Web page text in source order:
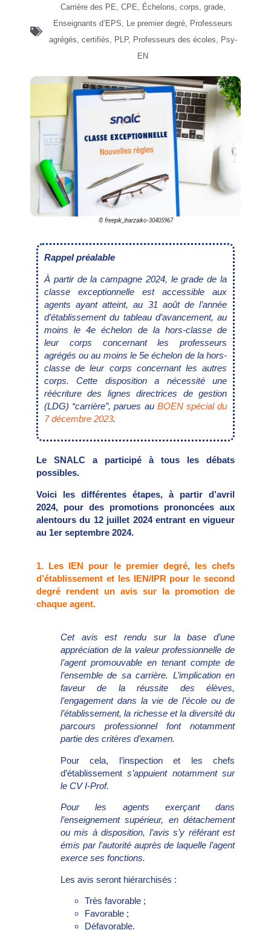
Carrière des PE, CPE, Échelons, corps, grade,
Enseignants d’EPS, Le premier degré, Professeurs
agrégés, certifiés, PLP, Professeurs des écoles, Psy-
EN
© freepik_iharzaiko-30405967
Rappel préalable
À partir de la campagne 2024, le grade de la
classe exceptionnelle est accessible aux
agents ayant atteint, au 31 août de l’année
d’établissement du tableau d’avancement, au
moins le 4e échelon de la hors-classe de
leur corps concernant les professeurs
agrégés ou au moins le 5e échelon de la hors-
classe de leur corps concernant les autres
corps. Cette disposition a nécessité une
réécriture des lignes directrices de gestion
(LDG) “carrière”, parues au BOEN spécial du
7 décembre 2023.
Le SNALC a participé à tous les débats
possibles.
Voici les différentes étapes, à partir d’avril
2024, pour des promotions prononcées aux
alentours du 12 juillet 2024 entrant en vigueur
au 1er septembre 2024.
1. Les IEN pour le premier degré, les chefs
d’établissement et les IEN/IPR pour le second
degré rendent un avis sur la promotion de
chaque agent.
Cet avis est rendu sur la base d’une
appréciation de la valeur professionnelle de
l’agent promouvable en tenant compte de
l’ensemble de sa carrière. L’implication en
faveur de la réussite des élèves,
l’engagementdans la vie de l’école ou de
l’établissement, la richesse et la diversité du
parcours professionnel font notamment
partie des critères d’examen.
Pour cela, l’inspection et les chefs
d’établissements’appuient notamment sur
le CV I-Prof.
Pour les agents exerçant dans
l’enseignement supérieur, en détachement
ou mis à disposition, l’avis s’y référant est
émis par l’autorité auprès de laquelle l’agent
exerce ses fonctions.
Les avis seront hiérarchisés :
Très favorable ;
Favorable ;
Défavorable.